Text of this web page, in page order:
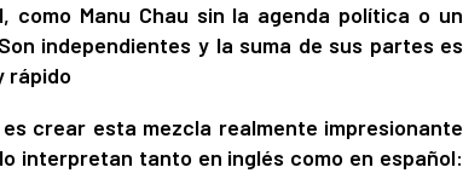
como Manu Chau sin la agenda política o un
independientes y la suma de sus partes es
rápido
crear esta mezcla realmente impresionante
interpretan tanto en inglés como en español: